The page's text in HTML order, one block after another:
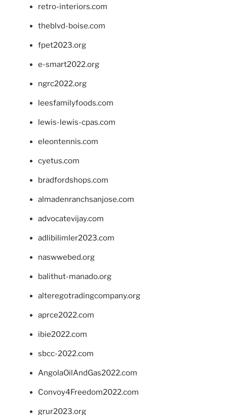
retro-interiors.com
theblvd-boise.com
fpet2023.org
e-smart2022.org
ngrc2022.org
leesfamilyfoods.com
lewis-lewis-cpas.com
eleontennis.com
cyetus.com
bradfordshops.com
almadenranchsanjose.com
advocatevijay.com
adlibilimler2023.com
naswwebed.org
balithut-manado.org
alteregotradingcompany.org
aprce2022.com
ibie2022.com
sbcc-2022.com
AngolaOilAndGas2022.com
Convoy4Freedom2022.com
grur2023.org